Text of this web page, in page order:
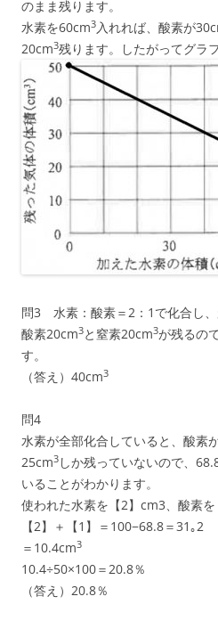
のまま残ります。
水素を60cm3入れれば、酸素が
20cm3残ります。したがってグラ
問3 水素：酸素＝2：1で化合し、
酸素20cm3と窒素20cm3が残るの
す。
（答え）40cm3
問4
水素が全部化合していると、酸素
25cm3 しか残っていないので、
いることがわかります。
使われた水素を【2】cm3、酸素
【2】＋【1】＝100−68.8＝31｡2
＝10.4cm3
10.4÷50×100＝20.8％
（答え）20.8％